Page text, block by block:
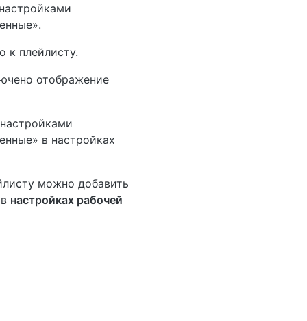
к плейлисту.
отображение
в настройках
можно добавить
настройках рабочей